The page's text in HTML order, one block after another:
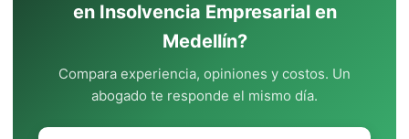
en Insolvencia Empresarial en
Medellín?
Compara experiencia, opiniones y costos. Un
abogado te responde el mismo día.